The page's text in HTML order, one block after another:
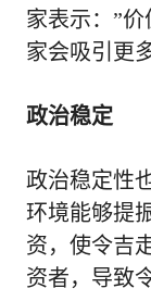
家表示：”
家会吸引更
政治稳定
政治稳定性
环境能够提
资，使令吉
资者，导致